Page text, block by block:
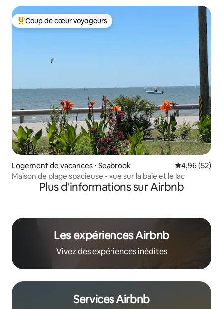
Coups de cœur voyageurs les plus appréciés
Coup de cœur voyageurs
Logement de vacances ⋅ Seabrook Évaluation
4,96 (52)
Maison de plage spacieuse - vue sur la baie et le lac
Plus d'informations sur Airbnb
Les expériences Airbnb
Vivez des expériences inédites
Services Airbnb